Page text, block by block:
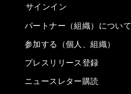
サインイン
パートナー（組織）につい
参加する（個人、組織）
プレスリリース登録
ニュースレター購読